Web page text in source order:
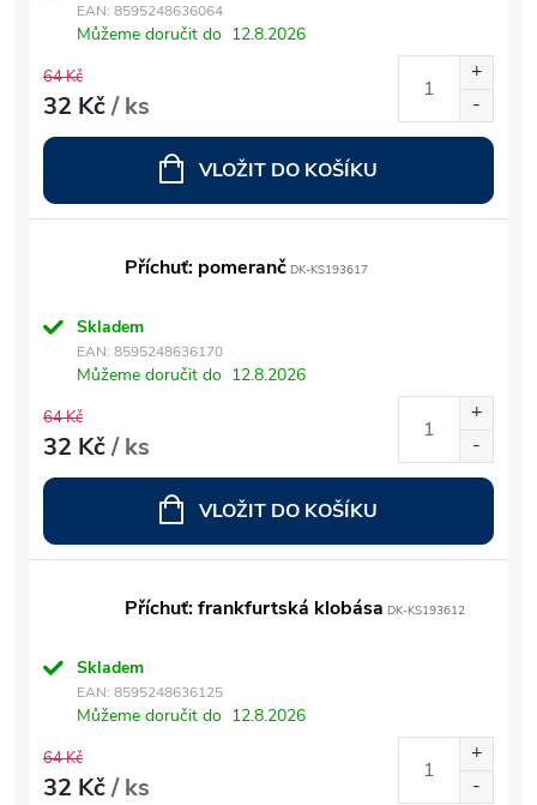
EAN: 8595248636064
Můžeme doručit do 12.8.2026
64 Kč
32 Kč/ ks
VLOŽIT DO KOŠÍKU
Příchuť: pomeranč DK-KS193617
Skladem
EAN: 8595248636170
Můžeme doručit do 12.8.2026
64 Kč
32 Kč/ ks
VLOŽIT DO KOŠÍKU
Příchuť: frankfurtská klobása DK-KS193612
Skladem
EAN: 8595248636125
Můžeme doručit do 12.8.2026
64 Kč
32 Kč/ ks